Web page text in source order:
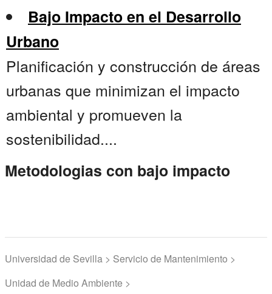
Bajo Impacto en el Desarrollo
Urbano
Planificación y construcción de áreas
urbanas que minimizan el impacto
ambiental y promueven la
sostenibilidad....
Metodologias con bajo impacto
Universidad de Sevilla > Servicio de Mantenimiento >
Unidad de Medio Ambiente >